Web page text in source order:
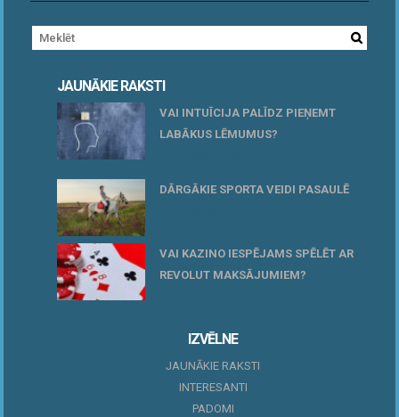
JAUNĀKIE RAKSTI
VAI INTUĪCIJA PALĪDZ PIEŅEMT
LABĀKUS LĒMUMUS?
DĀRGĀKIE SPORTA VEIDI PASAULĒ
VAI KAZINO IESPĒJAMS SPĒLĒT AR
REVOLUT MAKSĀJUMIEM?
IZVĒLNE
JAUNĀKIE RAKSTI
INTERESANTI
PADOMI